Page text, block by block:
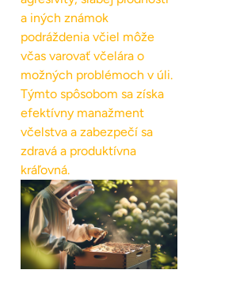
a iných známok
podráždenia včiel môže
včas varovať včelára o
možných problémoch v úli.
Týmto spôsobom sa získa
efektívny manažment
včelstva a zabezpečí sa
zdravá a produktívna
kráľovná.